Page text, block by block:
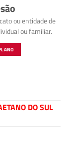
ou entidade de
ou familiar.
DO SUL